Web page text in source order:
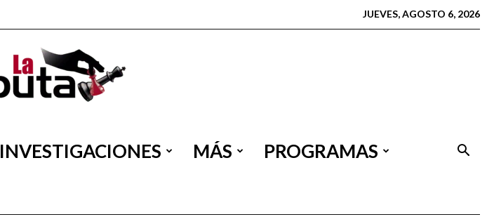
JUEVES, AGOSTO 6, 2026
INVESTIGACIONES MÁS
PROGRAMAS